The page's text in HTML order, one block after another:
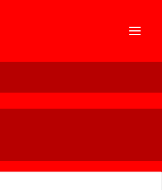
und FCN gründen
DER CLUB.